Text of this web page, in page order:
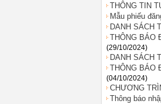
THÔNG TIN
Mẫu phiếu
DANH SÁCH
THÔNG BÁO
(29/10/2024)
DANH SÁCH
THÔNG BÁO
(04/10/2024)
CHƯƠNG
Thông báo